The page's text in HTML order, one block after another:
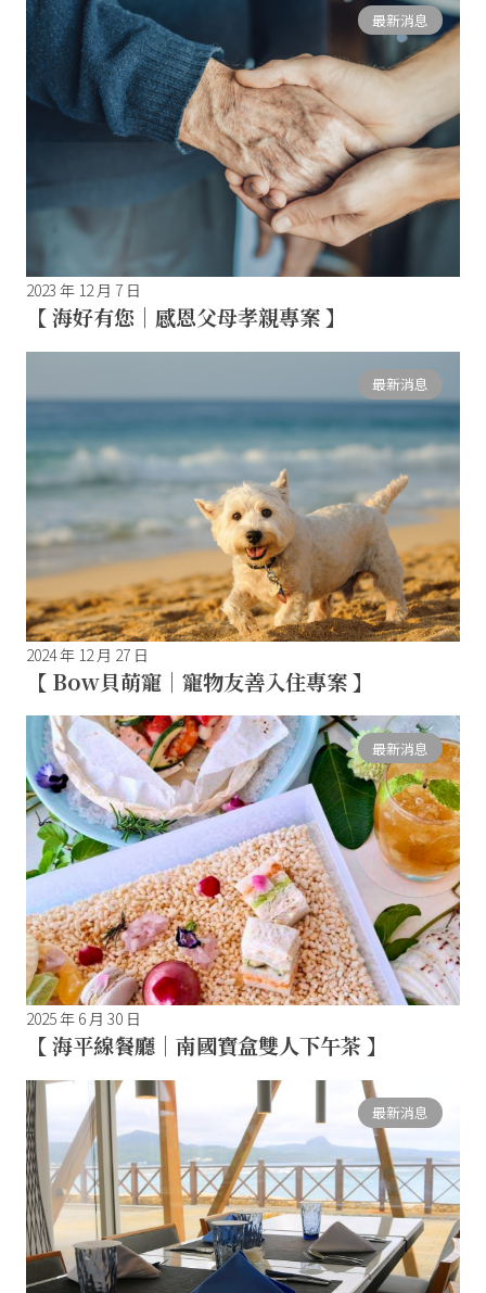
最新消息
2023 年 12 月 7 日
【 海好有您｜感恩父母孝親專案 】
最新消息
2024 年 12 月 27 日
【 Bow貝萌寵｜寵物友善入住專案 】
最新消息
2025 年 6 月 30 日
【 海平線餐廳｜南國寶盒雙人下午茶 】
最新消息